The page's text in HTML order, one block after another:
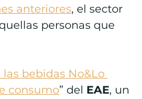
anteriores, el sector
personas que
bebidas No&Lo
consumo” del EAE, un